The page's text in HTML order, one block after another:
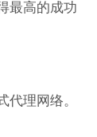
最高的成功
理网络。